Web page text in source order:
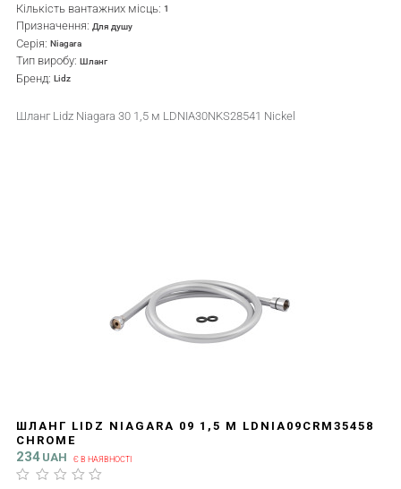
Кількість вантажних місць: 1
Призначення: Для душу
Серія: Niagara
Тип виробу: Шланг
Бренд: Lidz
Шланг Lidz Niagara 30 1,5 м LDNIA30NKS28541 Nickel
ШЛАНГ LIDZ NIAGARA 09 1,5 М LDNIA09CRM35458
CHROME
234 UAH Є В НАЯВНОСТІ